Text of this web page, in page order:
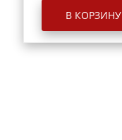
В КОРЗИНУ